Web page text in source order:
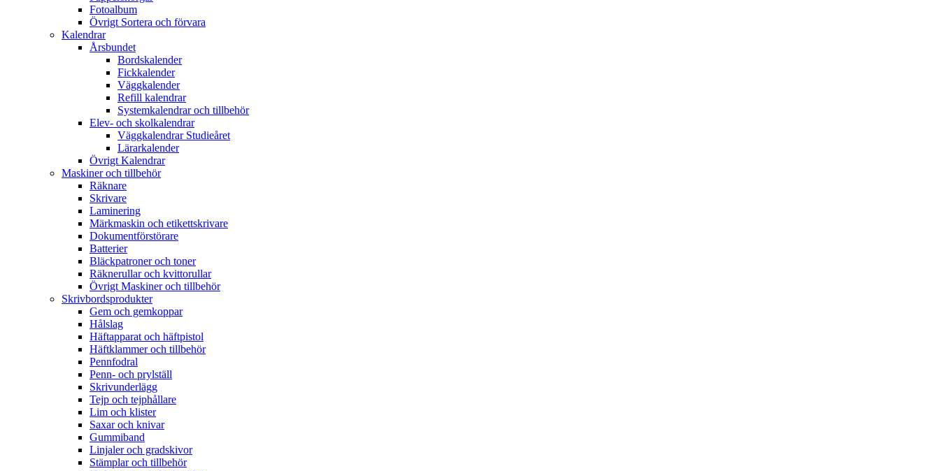
Fotoalbum
Övrigt Sortera och förvara
Kalendrar
Årsbundet
Bordskalender
Fickkalender
Väggkalender
Refill kalendrar
Systemkalendrar och tillbehör
Elev- och skolkalendrar
Väggkalendrar Studieåret
Lärarkalender
Övrigt Kalendrar
Maskiner och tillbehör
Räknare
Skrivare
Laminering
Märkmaskin och etikettskrivare
Dokumentförstörare
Batterier
Bläckpatroner och toner
Räknerullar och kvittorullar
Övrigt Maskiner och tillbehör
Skrivbordsprodukter
Gem och gemkoppar
Hålslag
Häftapparat och häftpistol
Häftklammer och tillbehör
Pennfodral
Penn- och prylställ
Skrivunderlägg
Tejp och tejphållare
Lim och klister
Saxar och knivar
Gummiband
Linjaler och gradskivor
Stämplar och tillbehör